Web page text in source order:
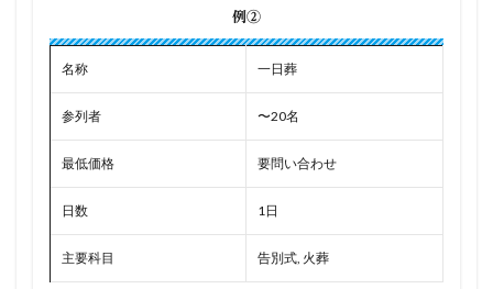
例②
名称 一日葬
参列者 〜20名
最低価格 要問い合わせ
日数 1日
主要科目 告別式, 火葬